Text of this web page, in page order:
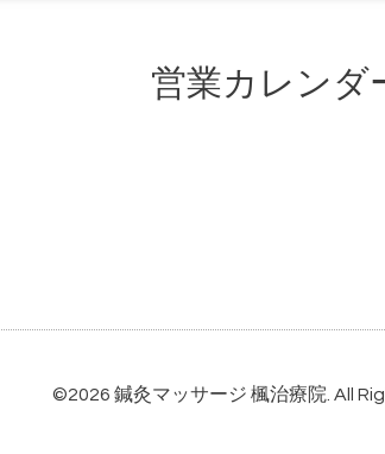
営業カレンダ
©2026 鍼灸マッサージ 楓治療院. All